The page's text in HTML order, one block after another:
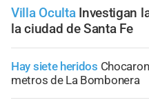
Villa Oculta Investigan
la ciudad de Santa Fe
Hay siete heridos
metros de La Bombonera